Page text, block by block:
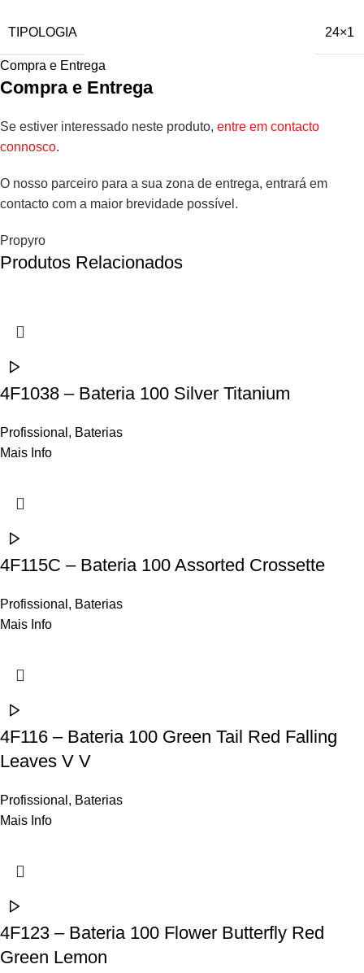
TIPOLOGIA 24×1
Compra e Entrega
Compra e Entrega
Se estiver interessado neste produto, entre em contacto
connosco.
O nosso parceiro para a sua zona de entrega, entrará em
contacto com a maior brevidade possível.
Propyro
Produtos Relacionados
4F1038 – Bateria 100 Silver Titanium
Profissional , Baterias
Mais Info
4F115C – Bateria 100 Assorted Crossette
Profissional , Baterias
Mais Info
4F116 – Bateria 100 Green Tail Red Falling
Leaves V V
Profissional , Baterias
Mais Info
4F123 – Bateria 100 Flower Butterfly Red
Green Lemon